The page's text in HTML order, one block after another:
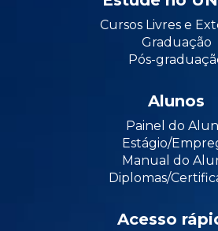
Cursos Livres e
Graduação
Pós-
Alunos
Painel do
Estágio/
Manual do
Diplomas/
Acesso